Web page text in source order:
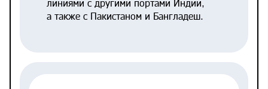
линиями с другими портами Индии,
а также с Пакистаном и Бангладеш.